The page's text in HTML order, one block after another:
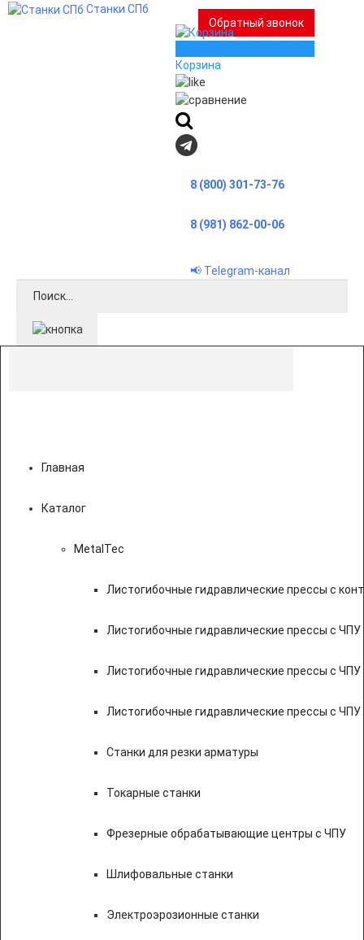
Станки СПб
Обратный звонок
Корзина
8 (800) 301-73-76
8 (981) 862-00-06
📢 Telegram-канал
Главная
Каталог
MetalTec
Листогибочные гидравлические прессы с
Листогибочные гидравлические прессы с
Листогибочные гидравлические прессы с ЧПУ
Листогибочные гидравлические прессы с
Станки для резки арматуры
Токарные станки
Фрезерные обрабатывающие центры с ЧПУ
Шлифовальные станки
Электроэрозионные станки